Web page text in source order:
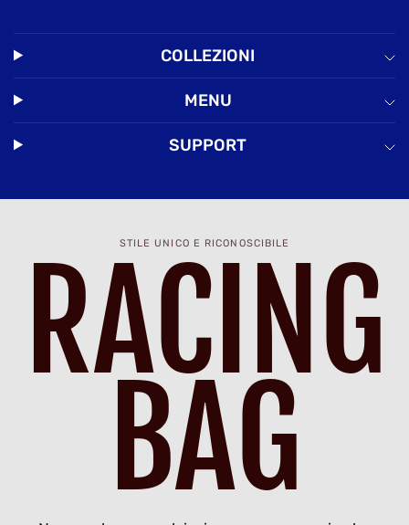
COLLEZIONI
MENU
SUPPORT
STILE UNICO E RICONOSCIBILE
RACING
BAG